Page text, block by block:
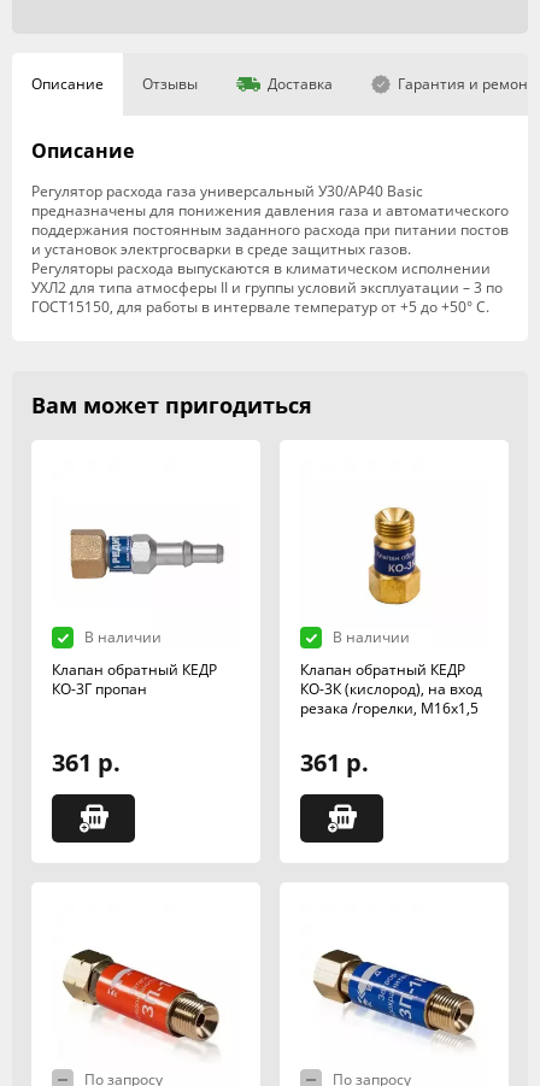
Описание Отзывы Доставка Гарантия и ремонт
Описание
Регулятор расхода газа универсальный У30/АР40 Basic
предназначены для понижения давления газа и автоматического
поддержания постоянным заданного расхода при питании постов
и установок электргосварки в среде защитных газов.
Регуляторы расхода выпускаются в климатическом исполнении
УХЛ2 для типа атмосферы II и группы условий эксплуатации – 3 по
ГОСТ15150, для работы в интервале температур от +5 до +50° С.
Вам может пригодиться
В наличии
Клапан обратный КЕДР
КО-3Г пропан
361 р.
В наличии
Клапан обратный КЕДР
КО-3К (кислород), на вход
резака /горелки, М16х1,5
361 р.
По запросу По запросу